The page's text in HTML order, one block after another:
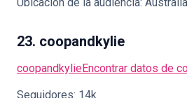
23. coopandkylie
coopandkylieEncontrar datos de
Seguidores: 14k